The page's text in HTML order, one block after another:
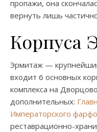
пропажи, она
вернуть лишь
Корпуса
Эрмитаж —
входит 6 основных
комплекса на
дополнительных:
Императорского
реставрационно-